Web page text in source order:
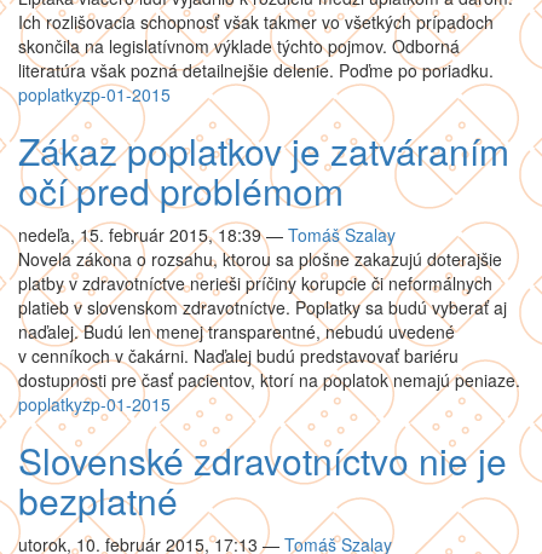
Ich rozlišovacia schopnosť však takmer vo všetkých prípadoch
skončila na legislatívnom výklade týchto pojmov. Odborná
literatúra však pozná detailnejšie delenie. Poďme po poriadku.
poplatkyzp-01-2015
Zákaz poplatkov je zatváraním
očí pred problémom
nedeľa, 15. február 2015, 18:39 — Tomáš Szalay
Novela zákona o rozsahu, ktorou sa plošne zakazujú doterajšie
platby v zdravotníctve nerieši príčiny korupcie či neformálnych
platieb v slovenskom zdravotníctve. Poplatky sa budú vyberať aj
naďalej. Budú len menej transparentné, nebudú uvedené
v cenníkoch v čakárni. Naďalej budú predstavovať bariéru
dostupnosti pre časť pacientov, ktorí na poplatok nemajú peniaze.
poplatkyzp-01-2015
Slovenské zdravotníctvo nie je
bezplatné
utorok, 10. február 2015, 17:13 — Tomáš Szalay